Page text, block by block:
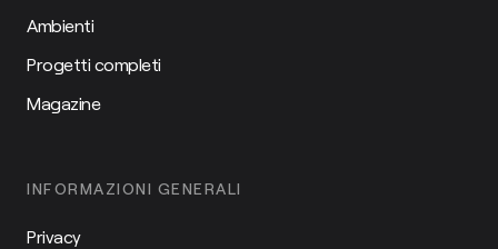
Ambienti
Progetti completi
Magazine
INFORMAZIONI GENERALI
Privacy